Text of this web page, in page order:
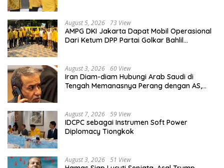
August 5, 2026 73 View
AMPG DKI Jakarta Dapat Mobil Operasional
Dari Ketum DPP Partai Golkar Bahlil
August 3, 2026 60 View
Iran Diam-diam Hubungi Arab Saudi di
Tengah Memanasnya Perang dengan AS,
August 7, 2026 59 View
IDCPC sebagai Instrumen Soft Power
Diplomacy Tiongkok
August 3, 2026 51 View